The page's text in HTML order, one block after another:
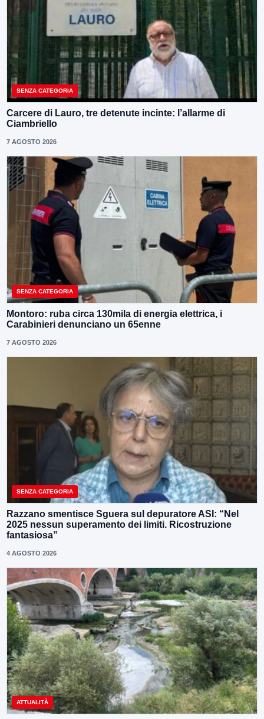
SENZA CATEGORIA
Carcere di Lauro, tre detenute incinte: l’allarme di
Ciambriello
7 AGOSTO 2026
SENZA CATEGORIA
Montoro: ruba circa 130mila di energia elettrica, i
Carabinieri denunciano un 65enne
7 AGOSTO 2026
SENZA CATEGORIA
Razzano smentisce Sguera sul depuratore ASI: “Nel
2025 nessun superamento dei limiti. Ricostruzione
fantasiosa”
4 AGOSTO 2026
ATTUALITÀ